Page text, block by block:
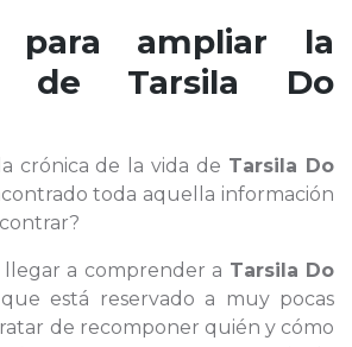
para ampliar la
de Tarsila Do
crónica de la vida de Tarsila Do
toda aquella información
a comprender a Tarsila Do
está reservado a muy pocas
de recomponer quién y cómo